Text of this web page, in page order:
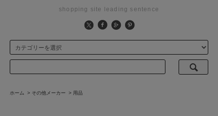
shopping site leading sentence
ホーム > その他メーカー > 用品